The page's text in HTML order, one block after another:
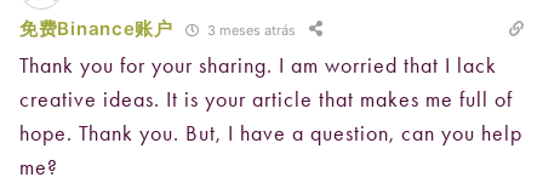
免费Binance账户 3 meses atrás
Thank you for your sharing. I am worried that I lack
creative ideas. It is your article that makes me full of
hope. Thank you. But, I have a question, can you help
me?